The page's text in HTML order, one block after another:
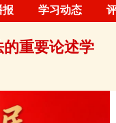
报 学习动态
的重要论述学